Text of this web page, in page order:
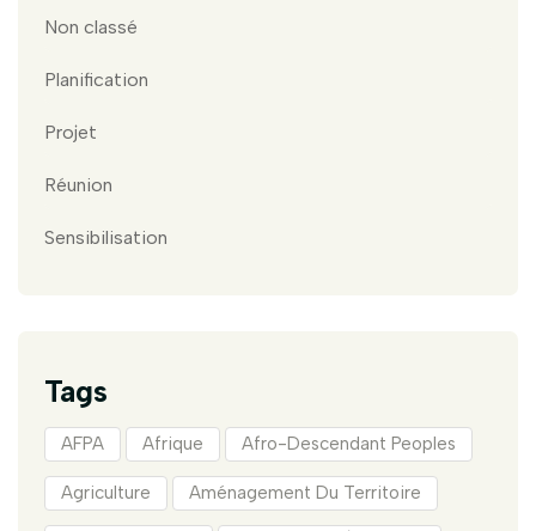
Non classé
Planification
Projet
Réunion
Sensibilisation
Tags
AFPA Afrique Afro-Descendant Peoples
Agriculture Aménagement Du Territoire